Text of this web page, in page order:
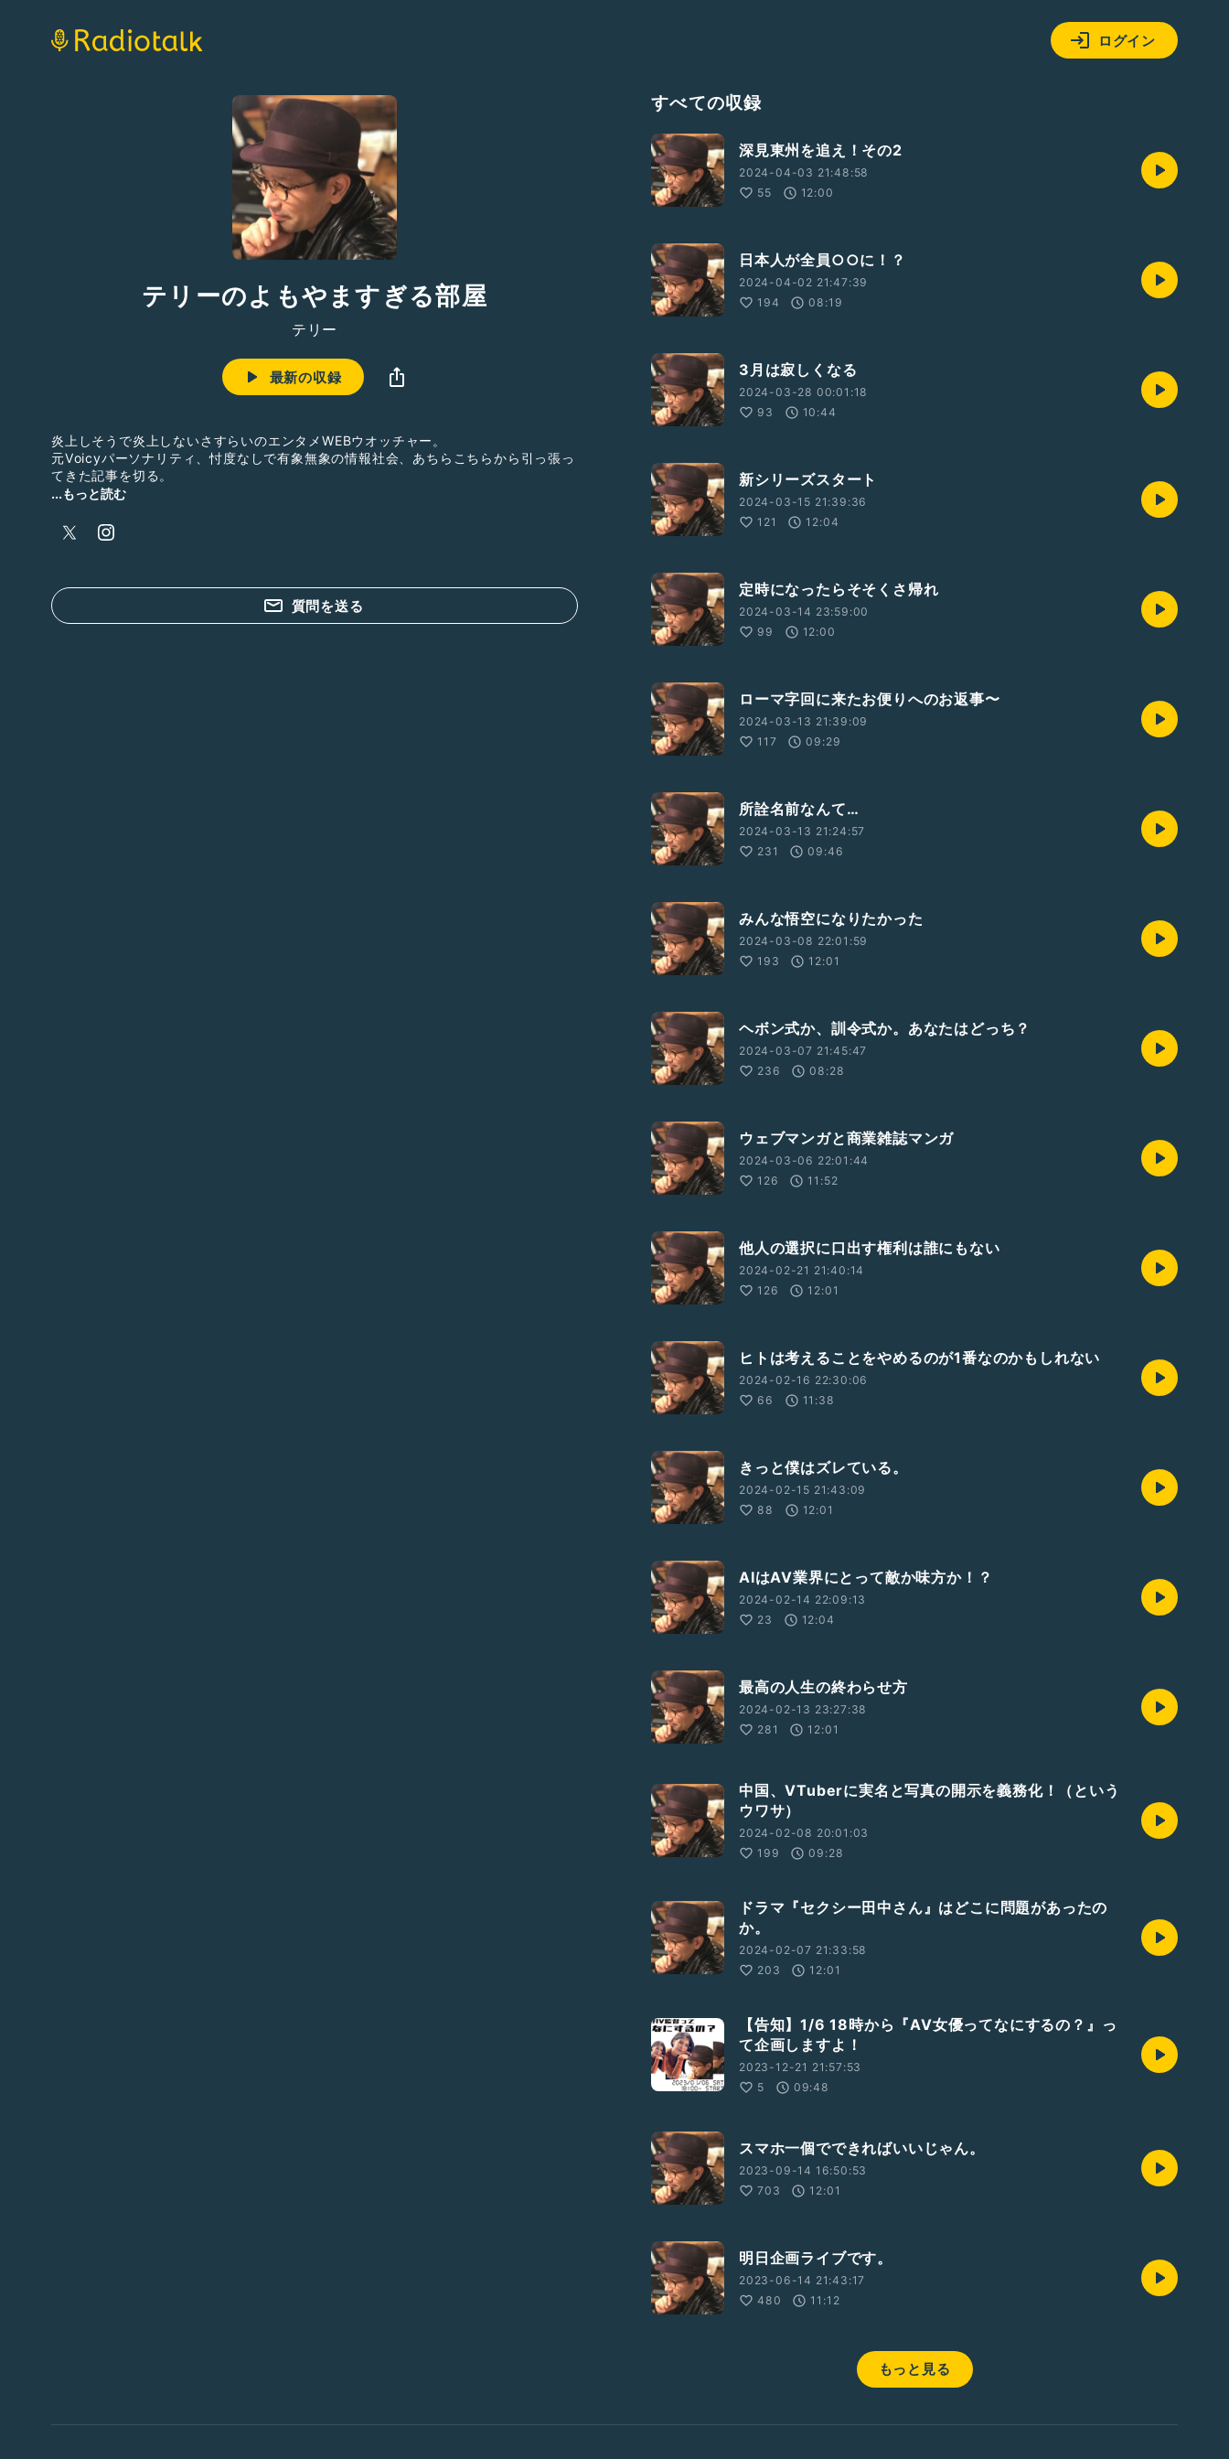
ログイン
テリーのよもやますぎる部屋
テリー
最新の収録
炎上しそうで炎上しないさすらいのエンタメWEBウオッチャー。
元Voicyパーソナリティ、忖度なしで有象無象の情報社会、あちらこちらから引っ張っ
てきた記事を切る。
個人的に気になった多種多様なニュースなどについて勝手なコメントやダメ出しした
ライブ配信は昭和歌謡などを中心に、昔懐かしい曲を中心に弾き語りしてます。
...もっと読む
質問を送る
すべての収録
深見東州を追え！その2
2024-04-03 21:48:58
55
12:00
日本人が全員○○に！？
2024-04-02 21:47:39
194
08:19
3月は寂しくなる
2024-03-28 00:01:18
93
10:44
新シリーズスタート
2024-03-15 21:39:36
121
12:04
定時になったらそそくさ帰れ
2024-03-14 23:59:00
99
12:00
ローマ字回に来たお便りへのお返事〜
2024-03-13 21:39:09
117
09:29
所詮名前なんて…
2024-03-13 21:24:57
231
09:46
みんな悟空になりたかった
2024-03-08 22:01:59
193
12:01
ヘボン式か、訓令式か。あなたはどっち？
2024-03-07 21:45:47
236
08:28
ウェブマンガと商業雑誌マンガ
2024-03-06 22:01:44
126
11:52
他人の選択に口出す権利は誰にもない
2024-02-21 21:40:14
126
12:01
ヒトは考えることをやめるのが1番なのかもしれない
2024-02-16 22:30:06
66
11:38
きっと僕はズレている。
2024-02-15 21:43:09
88
12:01
AIはAV業界にとって敵か味方か！？
2024-02-14 22:09:13
23
12:04
最高の人生の終わらせ方
2024-02-13 23:27:38
281
12:01
中国、VTuberに実名と写真の開示を義務化！（という
ウワサ）
2024-02-08 20:01:03
199
09:28
ドラマ『セクシー田中さん』はどこに問題があったの
か。
2024-02-07 21:33:58
203
12:01
【告知】1/6 18時から『AV女優ってなにするの？』っ
て企画しますよ！
2023-12-21 21:57:53
5
09:48
スマホ一個でできればいいじゃん。
2023-09-14 16:50:53
703
12:01
明日企画ライブです。
2023-06-14 21:43:17
480
11:12
もっと見る